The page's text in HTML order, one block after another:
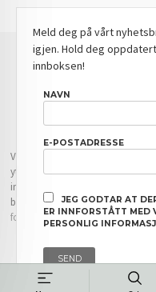
FRAKT
Vår nettbutikk bruker cookies slik
yte deg bedre service. Vi bruker
innloggingsdetaljer og huske hva
bruke siden som normalt om du
for cookies.
Meld deg på vårt
igjen. Hold deg
innboksen!
NAVN
E-POSTADRESSE
JEG GODTAR AT
ER INNFORSTÅTT MED
PERSONLIG